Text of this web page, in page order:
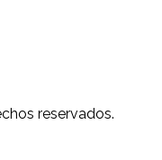
reservados.